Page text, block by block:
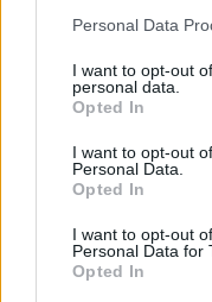
Personal Data
I want to opt-out
personal data.
Opted In
I want to opt-out
Personal Data.
Opted In
I want to opt-out
Personal Data for
Opted In
Το αποτέλεσμα
sports watches
ίδια φυσικότητα
στις εξέδρες του
ποτέ εκτός τόπου
Από τις